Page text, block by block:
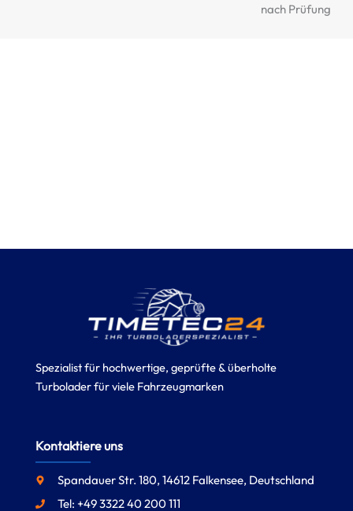
nach Prüfung
Spezialist für hochwertige, geprüfte & überholte
Turbolader für viele Fahrzeugmarken
Kontaktiere uns
Spandauer Str. 180, 14612 Falkensee, Deutschland
Tel: +49 3322 40 200 111